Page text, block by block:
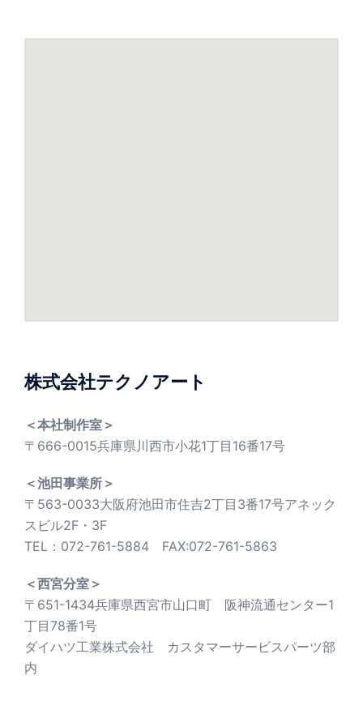
株式会社テクノアート
＜本社制作室＞
〒666-0015兵庫県川西市小花1丁目16番17号
＜池田事業所＞
〒563-0033大阪府池田市住吉2丁目3番17号アネック
スビル2F・3F
TEL：072-761-5884 FAX:072-761-5863
＜西宮分室＞
〒651-1434兵庫県西宮市山口町 阪神流通センター1
丁目78番1号
ダイハツ工業株式会社 カスタマーサービスパーツ部
内